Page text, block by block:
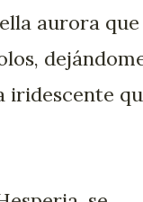
aurora que
iridescente